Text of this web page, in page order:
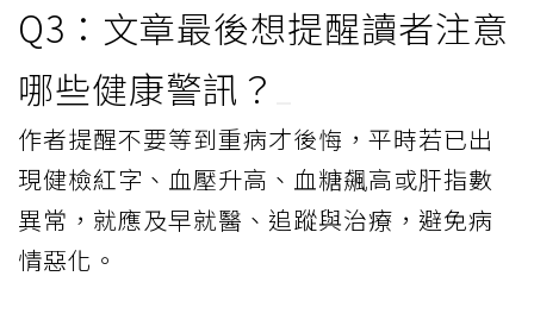
Q3：文章最後想提醒讀者注意
哪些健康警訊？
作者提醒不要等到重病才後悔，平時若已出
現健檢紅字、血壓升高、血糖飆高或肝指數
異常，就應及早就醫、追蹤與治療，避免病
情惡化。